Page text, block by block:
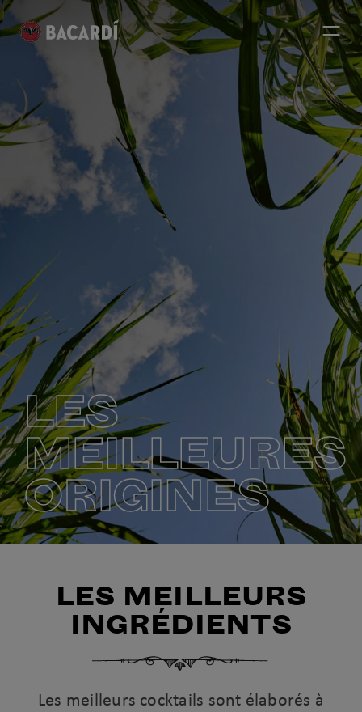
LES
MEILLEURES
ORIGINES
LES MEILLEURS
INGRÉDIENTS
Les meilleurs cocktails sont élaborés à